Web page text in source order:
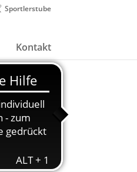
Sportlerstube
Kontakt